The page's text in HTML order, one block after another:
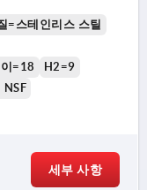
=스테인리스 스틸
=18
H2=9
세부 사항